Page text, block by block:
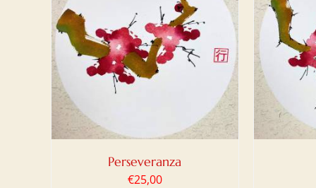
Perseveranza
€25,00
AGGIUNGI AL CARRELLO
DETTAGLI